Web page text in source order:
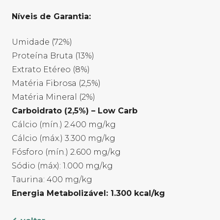
Níveis de Garantia:
Umidade (72%)
Proteína Bruta (13%)
Extrato Etéreo (8%)
Matéria Fibrosa (2,5%)
Matéria Mineral (2%)
Carboidrato (2,5%) – Low Carb
Cálcio (mín.) 2.400 mg/kg
Cálcio (máx.) 3.300 mg/kg
Fósforo (mín.) 2.600 mg/kg
Sódio (máx): 1.000 mg/kg
Taurina: 400 mg/kg
Energia Metabolizável: 1.300 kcal/kg